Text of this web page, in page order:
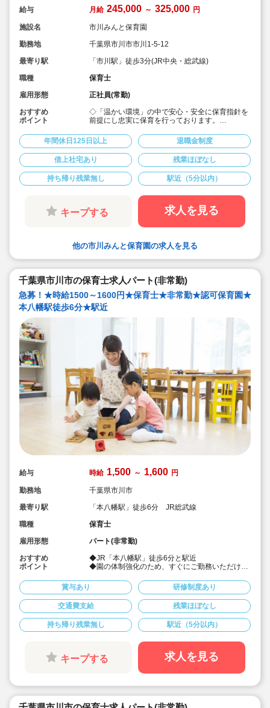
給与 月給 245,000 ～ 325,000 円
施設名
市川みんと保育園
勤務地
千葉県市川市市川1-5-12
最寄り駅
「市川駅」徒歩3分(JR中央・総武線)
職種
保育士
雇用形態
正社員(常勤)
おすすめ
ポイント
◇「温かい環境」の中で安心・安全に保育指針を
前提にし忠実に保育を行っております。
切にされており、しっかりお休みできる環境を作
っております。
◇マイカー通勤可能な為、車希望、電車希望どち
らでも通勤利便性高いです♪
◇乳児のみ19名定員の為、子ども達とじっくり関
わる事が可能です
年間休日125日以上 退職金制度
借上社宅あり 残業ほぼなし
持ち帰り残業無し 駅近（5分以内）
キープする 求人を見る
他の市川みんと保育園の求人を見る
千葉県市川市の保育士求人パート(非常勤)
急募！★時給1500～1600円★保育士★非常勤★認可保育園★
本八幡駅徒歩6分★駅近
給与 時給 1,500 ～ 1,600 円
勤務地
千葉県市川市
最寄り駅
「本八幡駅」徒歩6分 JR総武線
職種
保育士
雇用形態
パート(非常勤)
おすすめ
ポイント
◆JR「本八幡駅」徒歩6分と駅近
◆園の体制強化のため、すぐにご勤務いただける
案内しております
▼こんな方におすすめです
・しっかり収入を確保したい方
・高時給で効率的に働きたい方
・残業なし、持ち帰り仕事なしでプライベートも
大切にしたい方
◆コンパクトサイズの保育園になります
◆職場の人間関係は良好です。
優しい保育士が多く協力しながら保育を行ってい
◆仕事もプライベートも両立出来ます。
◆行事に追われることはありません。
賞与あり 研修制度あり
交通費支給 残業ほぼなし
持ち帰り残業無し 駅近（5分以内）
キープする 求人を見る